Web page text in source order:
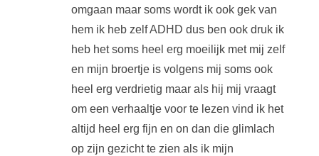
omgaan maar soms wordt ik ook gek van
hem ik heb zelf ADHD dus ben ook druk ik
heb het soms heel erg moeilijk met mij zelf
en mijn broertje is volgens mij soms ook
heel erg verdrietig maar als hij mij vraagt
om een verhaaltje voor te lezen vind ik het
altijd heel erg fijn en on dan die glimlach
op zijn gezicht te zien als ik mijn